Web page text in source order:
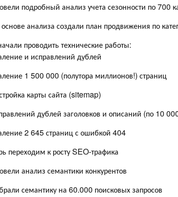
подробный анализ учета сезонности по 700
анализа создали план продвижения по
проводить технические работы:
и исправлений дублей
1 500 000 (полутора миллионов!) страниц
карты сайта (sitemap)
дублей заголовков и описаний (по 10
2 645 страниц с ошибкой 404
переходим к росту SEO-трафика
анализ семантики конкурентов
семантику на 60.000 поисковых запросов